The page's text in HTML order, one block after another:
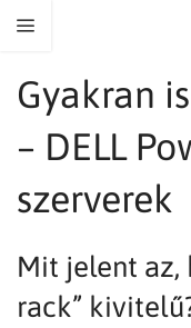
Gyakran
– DELL
szerverek
Mit jelent az,
rack”